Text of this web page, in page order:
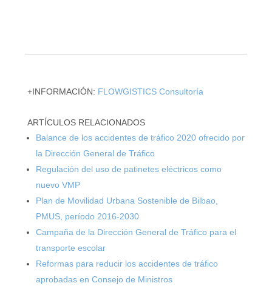
+INFORMACIÓN: FLOWGISTICS Consultoría
ARTÍCULOS RELACIONADOS
Balance de los accidentes de tráfico 2020 ofrecido por
la Dirección General de Tráfico
Regulación del uso de patinetes eléctricos como
nuevo VMP
Plan de Movilidad Urbana Sostenible de Bilbao,
PMUS, período 2016-2030
Campaña de la Dirección General de Tráfico para el
transporte escolar
Reformas para reducir los accidentes de tráfico
aprobadas en Consejo de Ministros